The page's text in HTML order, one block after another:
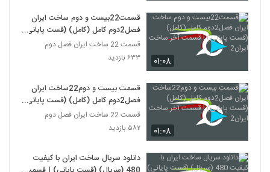
۰۱:۰۸
قسمت22بیست و دوم ساخت ایران
فصل2دوم کامل (کامل) (قست پایانی)
| قسمت آخر ساخت ایران2
قسمت 22 ساخت ایران فصل دوم
۶۳۳ بازدید
۰۱:۰۸
قسمت بیست و دوم22ساخت ایران
فصل2دوم کامل (کامل) (قست پایانی)
| قسمت آخر ساخت ایران2
قسمت 22 ساخت ایران فصل دوم
۵۸۲ بازدید
دانلود سریال ساخت ایران با کیفیت